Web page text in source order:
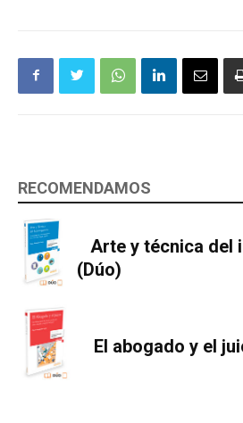
RECOMENDAMOS
Arte y técnica del
(Dúo)
El abogado y el